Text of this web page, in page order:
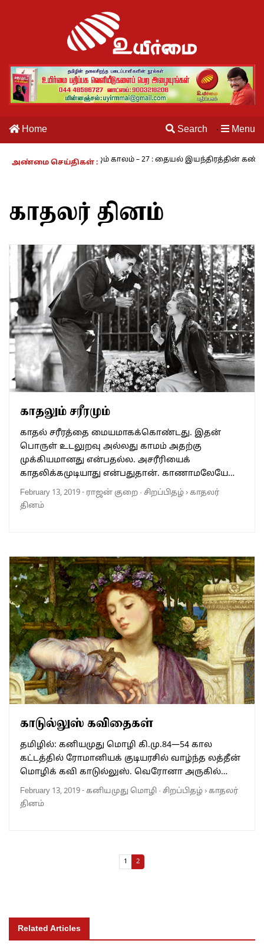
Home Search · Menu
அண்மை செய்திகள் :
நாம் வாழும் காலம் – 27 : தையல் இயந்திரத்தின்
காதலர் தினம்
காதலும் சரீரமும்
காதல் சரீரத்தை மையமாகக்கொண்டது. இதன்
பொருள் உடலுறவு அல்லது காமம் அதற்கு
முக்கியமானது என்பதல்ல. அசரீரியைக்
காதலிக்கமுடியாது என்பதுதான். காணாமலேயே…
February 13, 2019- ராஜன் குறை · சிறப்பிதழ்›காதலர்
தினம்
காடுல்லுஸ் கவிதைகள்
தமிழில்: கனியமுது மொழி கி.மு.84—54 கால
கட்டத்தில் ரோமானியக் குடியரசில் வாழ்ந்த லத்தீன்
மொழிக் கவி காடுல்லுஸ். வெரோனா அருகில்…
February 13, 2019-கனியமுது மொழி · சிறப்பிதழ்›காதலர்
தினம்
Page
1 Current Page
2
Related Articles